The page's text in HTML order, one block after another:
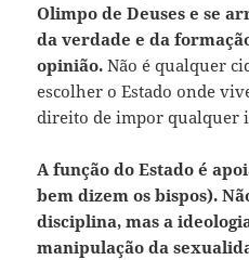
Olimpo de Deuses e se
da verdade e da
opinião.Não é qualquer
escolher o Estado onde
direito de impor qualquer
A função do Estado é
bem dizem os bispos).
disciplina, mas a
manipulação da